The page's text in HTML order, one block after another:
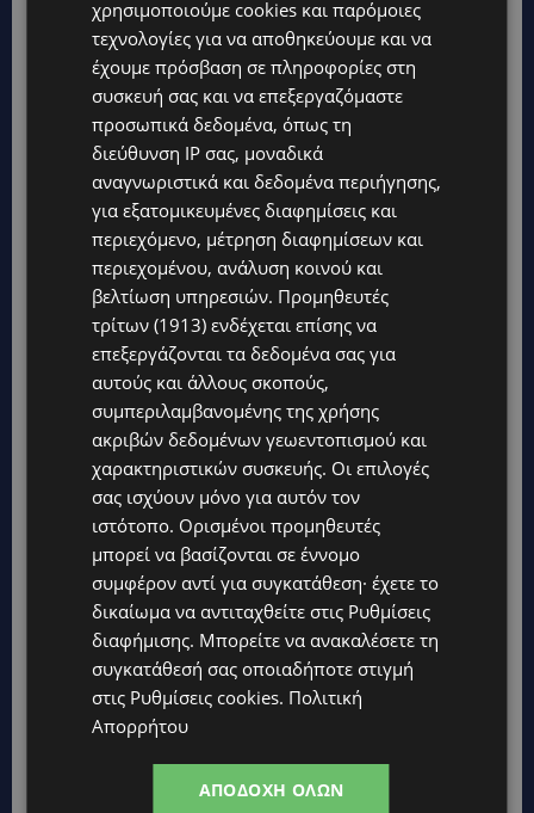
Topics
ΦΩΤΙΑ ΣΤΟΝ ΒΟΛΟ: Στις φλόγες περιοχή πάνω από το αρχαίο
θέατρο Δημητριάδος
STORIES
ΜΑΝΩΛΗΣ ΕΜΜΑΝΟΥΗΛ: Η ιστορία της θρυλικής Corner Pub
που ξυπνά μνήμες δεκαετιών – Το αφιέρωμα μετά τη φωτιά-
ΘΕΣΣΑΛΟΝΙΚΗ: Σοκ από την κακοποίηση άγριων χελωνών –
Τις έβαψαν με πορτοκαλί λαδομπογιά-(Φώτο)
UPDATES
ΑΓΚΑΛΙΑ ΕΛΠΙΔΑΣ: «Οι εξαγγελίες δεν αρκούν» –
Συγκρατημένη αισιοδοξία για το νέο σχέδιο στήριξης των
ατόμων με αναπηρία
STORIES
ΟΡΦΕΑΣ ΣΟΛΩΜΟΥ: Ο 10χρονος Κύπριος που πρωταγωνιστεί
στην εκστρατεία εξοικονόμησης νερού – Απλά βήματα που
κάνουν τη διαφορά -(Βίντεο)
χρησιμοποιούμε cookies και παρόμοιες
τεχνολογίες για να αποθηκεύουμε και να
έχουμε πρόσβαση σε πληροφορίες στη
συσκευή σας και να επεξεργαζόμαστε
προσωπικά δεδομένα, όπως τη
διεύθυνση IP σας, μοναδικά
αναγνωριστικά και δεδομένα περιήγησης,
για εξατομικευμένες διαφημίσεις και
περιεχόμενο, μέτρηση διαφημίσεων και
περιεχομένου, ανάλυση κοινού και
βελτίωση υπηρεσιών. Προμηθευτές
τρίτων (1913) ενδέχεται επίσης να
επεξεργάζονται τα δεδομένα σας για
αυτούς και άλλους σκοπούς,
συμπεριλαμβανομένης της χρήσης
ακριβών δεδομένων γεωεντοπισμού και
χαρακτηριστικών συσκευής. Οι επιλογές
σας ισχύουν μόνο για αυτόν τον
ιστότοπο. Ορισμένοι προμηθευτές
μπορεί να βασίζονται σε έννομο
συμφέρον αντί για συγκατάθεση· έχετε το
δικαίωμα να αντιταχθείτε στις Ρυθμίσεις
διαφήμισης. Μπορείτε να ανακαλέσετε τη
συγκατάθεσή σας οποιαδήποτε στιγμή
στις Ρυθμίσεις cookies. Πολιτική
Απορρήτου
ΑΠΟΔΟΧΉ ΌΛΩΝ